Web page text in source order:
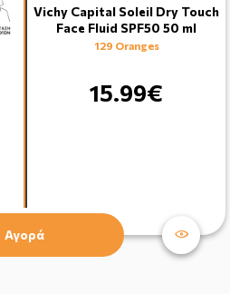
Vichy Capital Soleil Dry Touch
Face Fluid SPF50 50 ml
129 Oranges
15.99€
Αγορά